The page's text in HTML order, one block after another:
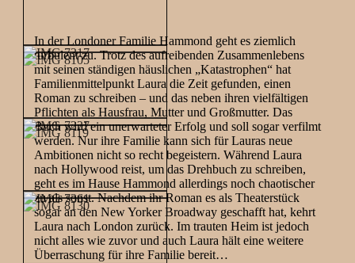
In der Londoner Familie Hammond geht es ziemlich
turbulent zu. Trotz des aufreibenden Zusammenlebens
mit seinen ständigen häuslichen „Katastrophen“ hat
Familienmittelpunkt Laura die Zeit gefunden, einen
Roman zu schreiben – und das neben ihren vielfältigen
Pflichten als Hausfrau, Mutter und Großmutter. Das
Buch wird ein unerwarteter Erfolg und soll sogar verfilmt
werden. Nur ihre Familie kann sich für Lauras neue
Ambitionen nicht so recht begeistern. Während Laura
nach Hollywood reist, um das Drehbuch zu schreiben,
geht es im Hause Hammond allerdings noch chaotischer
zu als sonst. Nachdem ihr Roman es als Theaterstück
sogar an den New Yorker Broadway geschafft hat, kehrt
Laura nach London zurück. Im trauten Heim ist jedoch
nicht alles wie zuvor und auch Laura hält eine weitere
Überraschung für ihre Familie bereit…